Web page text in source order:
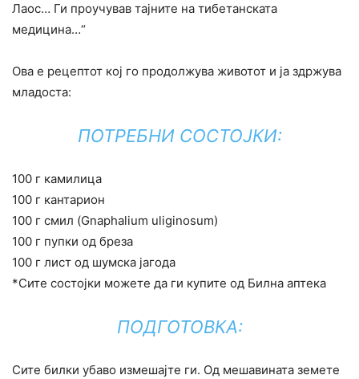
Лаос… Ги проучував тајните на тибетанската
медицина…“
Ова е рецептот кој го продолжува животот и ја здржува
младоста:
ПОТРЕБНИ СОСТОЈКИ:
100 г камилица
100 г кантарион
100 г смил (Gnaphalium uliginosum)
100 г пупки од бреза
100 г лист од шумска јагода
*Сите состојки можете да ги купите од Билна аптека
ПОДГОТОВКА:
Сите билки убаво измешајте ги. Од мешавината земете